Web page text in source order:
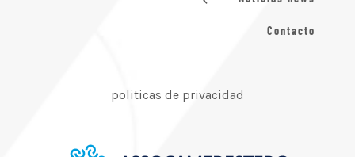
Contacto
politicas de privacidad